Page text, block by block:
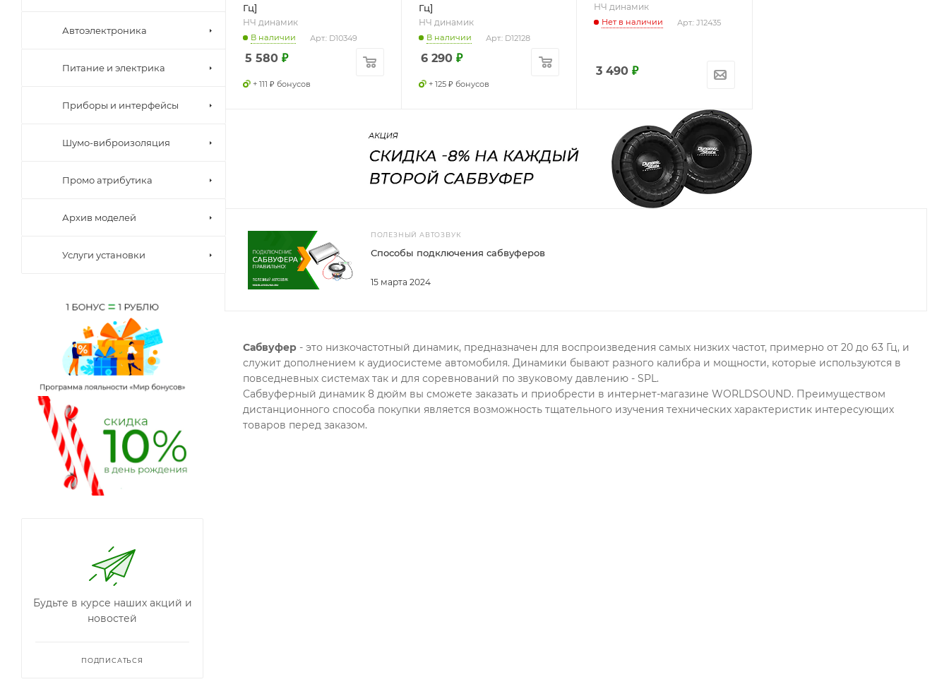
Гц]
НЧ динамик
В наличии Арт.: D10349
5 580 ₽
+ 111 ₽ бонусов
Гц]
НЧ динамик
В наличии Арт.: D12128
6 290₽
+ 125 ₽ бонусов
НЧ динамик
Нет в наличии Арт.: J12435
3 490 ₽
ПОЛЕЗНЫЙ АВТОЗВУК
15 марта 2024
Способы подключения сабвуферов
Сабвуфер - это низкочастотный динамик, предназначен для воспроизведения самых низких частот, примерно от 20 до 63 Гц, и
служит дополнением к аудиосистеме автомобиля. Динамики бывают разного калибра и мощности, которые используются в
повседневных системах так и для соревнований по звуковому давлению - SPL.
Сабвуферный динамик 8 дюйм вы сможете заказать и приобрести в интернет-магазине WORLDSOUND. Преимуществом
дистанционного способа покупки является возможность тщательного изучения технических характеристик интересующих
товаров перед заказом.
Автоэлектроника
Питание и электрика
Приборы и интерфейсы
Шумо-виброизоляция
Промо атрибутика
Архив моделей
Услуги установки
Будьте в курсе наших акций и
новостей
ПОДПИСАТЬСЯ